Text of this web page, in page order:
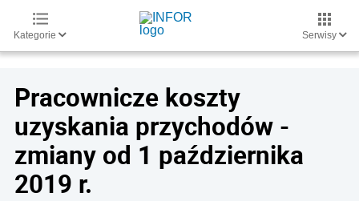
Kategorie Serwisy
Pracownicze koszty
uzyskania przychodów -
zmiany od 1 października
2019 r.